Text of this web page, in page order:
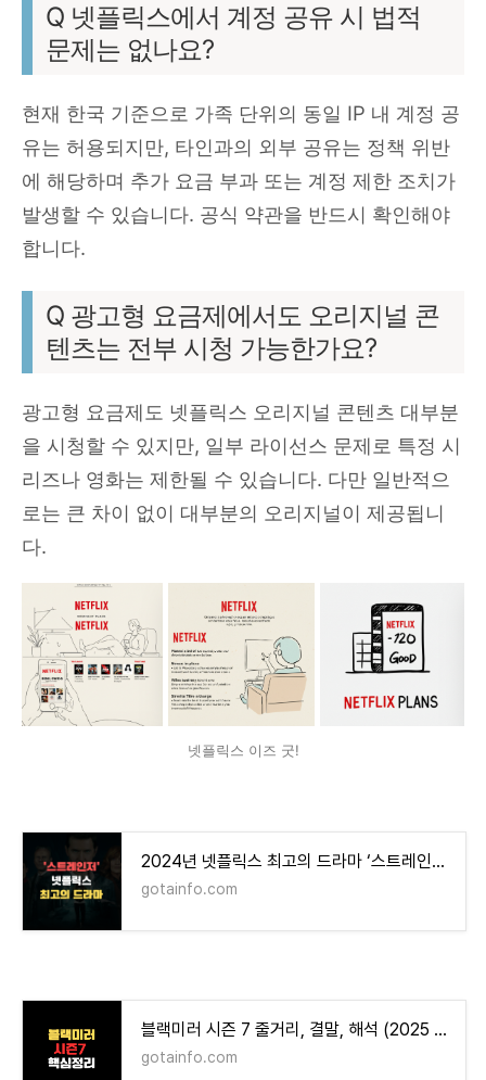
Q 넷플릭스에서 계정 공유 시 법적
문제는 없나요?
현재 한국 기준으로 가족 단위의 동일 IP 내 계정 공
유는 허용되지만, 타인과의 외부 공유는 정책 위반
에 해당하며 추가 요금 부과 또는 계정 제한 조치가
발생할 수 있습니다. 공식 약관을 반드시 확인해야
합니다.
Q 광고형 요금제에서도 오리지널 콘
텐츠는 전부 시청 가능한가요?
광고형 요금제도 넷플릭스 오리지널 콘텐츠 대부분
을 시청할 수 있지만, 일부 라이선스 문제로 특정 시
리즈나 영화는 제한될 수 있습니다. 다만 일반적으
로는 큰 차이 없이 대부분의 오리지널이 제공됩니
다.
넷플릭스 이즈 굿!
2024년 넷플릭스 최고의 드라마 ‘스트레인저’ 추천 이유
gotainfo.com
블랙미러 시즌 7 줄거리, 결말, 해석 (2025 최신판 완벽 정리)
gotainfo.com